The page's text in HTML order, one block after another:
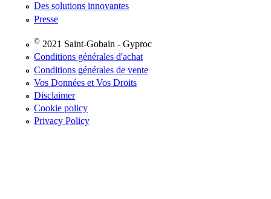
Des solutions innovantes
Presse
© 2021 Saint-Gobain - Gyproc
Conditions générales d'achat
Conditions générales de vente
Vos Données et Vos Droits
Disclaimer
Cookie policy
Privacy Policy